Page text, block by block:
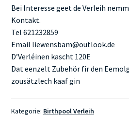
Bei Interesse geet de Verleih
Kontakt.
Tel 621232859
Email liewensbam@outlook.de
D’Verléinen kascht 120E
Dat eenzelt Zubehör fir den
zousätzlech kaaf gin
Kategorie: Birthpool Verleih